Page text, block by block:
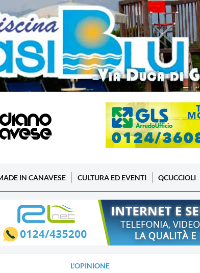
IN CANAVESE CULTURA ED EVENTI QCUCCIOLI
L'OPINIONE